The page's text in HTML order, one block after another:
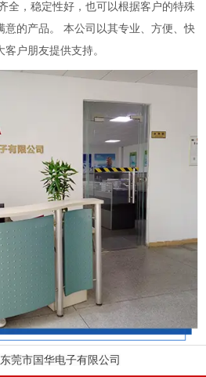
全，稳定性好，也可以根据客户的特殊
意的产品。 本公司以其专业、方便、快
户朋友提供支持。
东莞市国华电子有限公司